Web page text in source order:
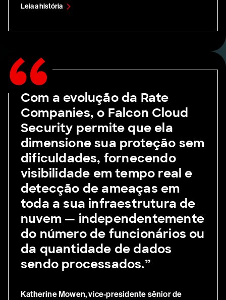
Leia a história
Com a evolução da Rate
Companies, o Falcon Cloud
Security permite que ela
dimensione sua proteção sem
dificuldades, fornecendo
visibilidade em tempo real e
detecção de ameaças em
toda a sua infraestrutura de
nuvem — independentemente
do número de funcionários ou
da quantidade de dados
sendo processados.”
Katherine Mowen, vice-presidente sênior de